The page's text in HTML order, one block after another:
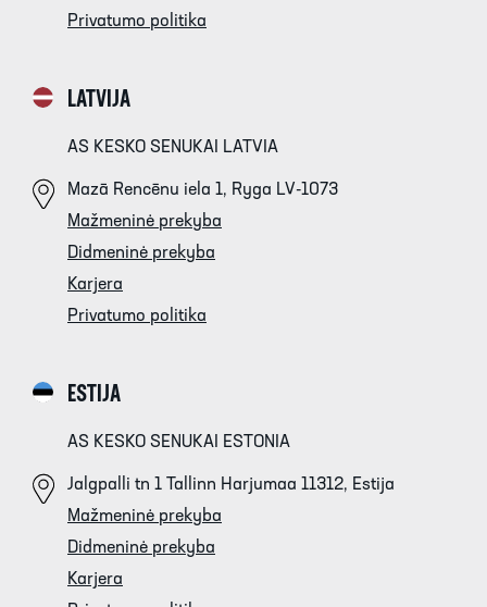
Privatumo politika
LATVIJA
AS KESKO SENUKAI LATVIA
Mazā Rencēnu iela 1, Ryga LV-1073
Mažmeninė prekyba
Didmeninė prekyba
Karjera
Privatumo politika
ESTIJA
AS KESKO SENUKAI ESTONIA
Jalgpalli tn 1 Tallinn Harjumaa 11312, Estija
Mažmeninė prekyba
Didmeninė prekyba
Karjera